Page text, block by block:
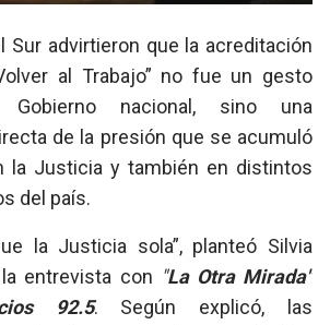
Sur advirtieron que la acreditación
al Trabajo” no fue un gesto
Gobierno nacional, sino una
de la presión que se acumuló
la Justicia y también en distintos
del país.
la Justicia sola”, planteó Silvia
entrevista con "La Otra Mirada"
92.5. Según explicó, las